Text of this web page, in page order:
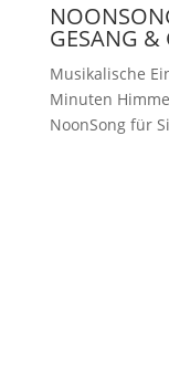
GESANG &
Musikalische
Minuten
NoonSong für